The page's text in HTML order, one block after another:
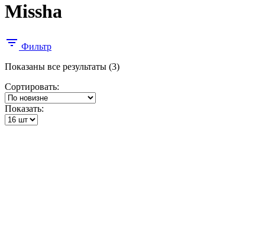
Missha
Фильтр
Показаны все результаты (3)Сортировка:
Сортировать:
Показать: